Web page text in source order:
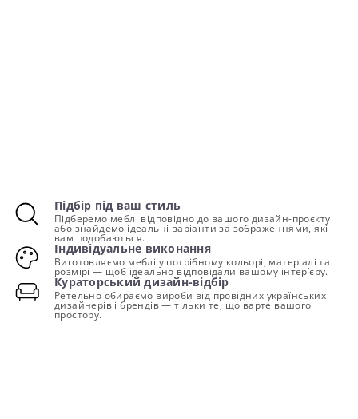
Підбір під ваш стиль
Підберемо меблі відповідно до вашого дизайн-проєкту
або знайдемо ідеальні варіанти за зображеннями, які
вам подобаються.
Індивідуальне виконання
Виготовляємо меблі у потрібному кольорі, матеріалі та
розмірі — щоб ідеально відповідали вашому інтер’єру.
Кураторський дизайн-відбір
Ретельно обираємо вироби від провідних українських
дизайнерів і брендів — тільки те, що варте вашого
простору.